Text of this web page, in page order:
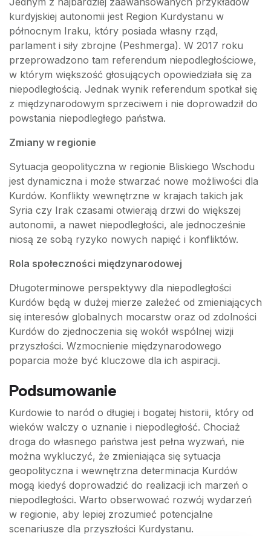
kurdyjskiej autonomii jest Region Kurdystanu w
północnym Iraku, który posiada własny rząd,
parlament i siły zbrojne (Peshmerga). W 2017 roku
przeprowadzono tam referendum niepodległościowe,
w którym większość głosujących opowiedziała się za
niepodległością. Jednak wynik referendum spotkał się
z międzynarodowym sprzeciwem i nie doprowadził do
powstania niepodległego państwa.
Zmiany w regionie
Sytuacja geopolityczna w regionie Bliskiego Wschodu
jest dynamiczna i może stwarzać nowe możliwości dla
Kurdów. Konflikty wewnętrzne w krajach takich jak
Syria czy Irak czasami otwierają drzwi do większej
autonomii, a nawet niepodległości, ale jednocześnie
niosą ze sobą ryzyko nowych napięć i konfliktów.
Rola społeczności międzynarodowej
Długoterminowe perspektywy dla niepodległości
Kurdów będą w dużej mierze zależeć od zmieniających
się interesów globalnych mocarstw oraz od zdolności
Kurdów do zjednoczenia się wokół wspólnej wizji
przyszłości. Wzmocnienie międzynarodowego
poparcia może być kluczowe dla ich aspiracji.
Podsumowanie
Kurdowie to naród o długiej i bogatej historii, który od
wieków walczy o uznanie i niepodległość. Chociaż
droga do własnego państwa jest pełna wyzwań, nie
można wykluczyć, że zmieniająca się sytuacja
geopolityczna i wewnętrzna determinacja Kurdów
mogą kiedyś doprowadzić do realizacji ich marzeń o
niepodległości. Warto obserwować rozwój wydarzeń
w regionie, aby lepiej zrozumieć potencjalne
scenariusze dla przyszłości Kurdystanu.